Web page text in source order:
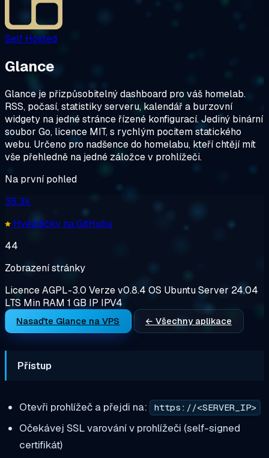
Self Hosted
Glance
Glance je přizpůsobitelný dashboard pro váš homelab.
RSS, počasí, statistiky serveru, kalendář a burzovní
widgety na jedné stránce řízené konfigurací. Jediný binární
soubor Go, licence MIT, s rychlým pocitem statického
webu. Určeno pro nadšence do homelabu, kteří chtějí mít
vše přehledně na jedné záložce v prohlížeči.
Na první pohled
35.3k
Hvězdičky na GitHubu
44
Zobrazení stránky
LicenceAGPL-3.0 Verzev0.8.4 OS Ubuntu Server 24.04
LTS Min RAM 1 GB IP IPV4
Nasaďte Glance na VPS ← Všechny aplikace
Přístup
Otevři prohlížeč a přejdi na: https://<SERVER_IP>
Očekávej SSL varování v prohlížeči (self-signed
certifikát)